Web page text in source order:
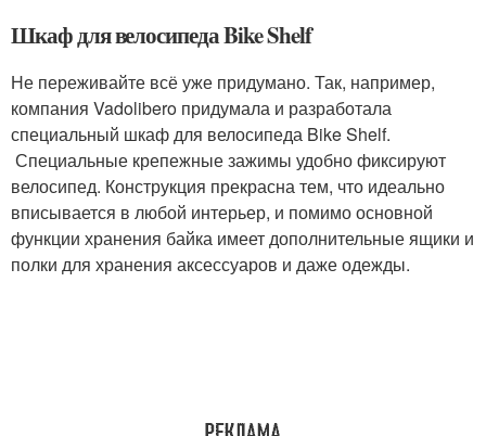
Шкаф для велосипеда Bike Shelf
Не переживайте всё уже придумано. Так, например,
компания Vadolibero придумала и разработала
специальный шкаф для велосипеда Bike Shelf.
Специальные крепежные зажимы удобно фиксируют
велосипед. Конструкция прекрасна тем, что идеально
вписывается в любой интерьер, и помимо основной
функции хранения байка имеет дополнительные ящики и
полки для хранения аксессуаров и даже одежды.